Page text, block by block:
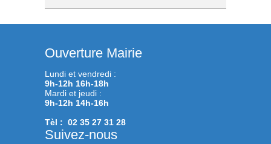
Ouverture Mairie
Lundi et vendredi :
9h-12h 16h-18h
Mardi et jeudi :
9h-12h 14h-16h
Tèl : 02 35 27 31 28
Suivez-nous